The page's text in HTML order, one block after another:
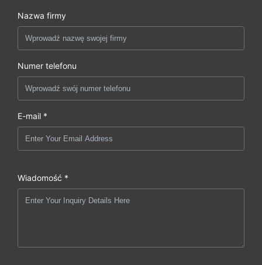
Nazwa firmy
Numer telefonu
E-mail *
Wiadomość *